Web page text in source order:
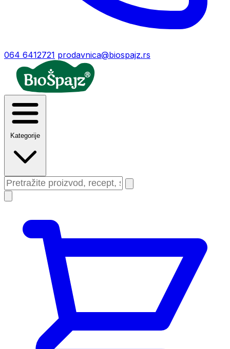
064 6412721 prodavnica@biospajz.rs
Kategorije